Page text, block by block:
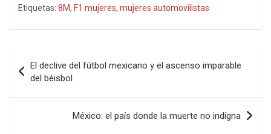
Etiquetas: 8M, F1 mujeres, mujeres automovilistas
de
entradas
El declive del fútbol mexicano y el ascenso imparable
del béisbol
México: el país donde la muerte no indigna